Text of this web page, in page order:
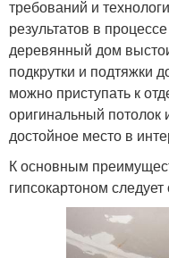
требований и
результатов в
деревянный дом
подкрутки и подтяжки
можно приступать к
оригинальный потолок
достойное место в
К основным
гипсокартоном